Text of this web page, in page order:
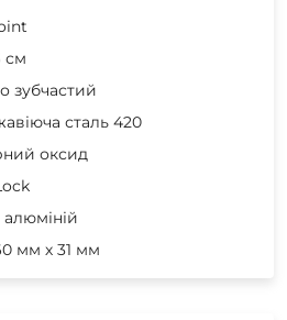
см
зубчастий
сталь 420
оксид
мм х 31 мм